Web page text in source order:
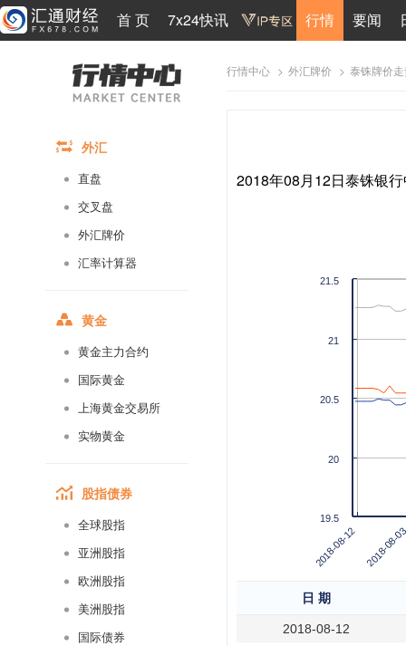
首 页 7x24快讯 行情 要闻
外汇
直盘
交叉盘
外汇牌价
汇率计算器
黄金
黄金主力合约
国际黄金
上海黄金交易所
实物黄金
股指债券
全球股指
亚洲股指
欧洲股指
美洲股指
国际债券
行情中心 > 外汇牌价 > 泰铢牌价
2018年08月12日泰铢银
2018-08-12 2018-
19.5
20
20.5
21
21.5
日 期
2018-08-12